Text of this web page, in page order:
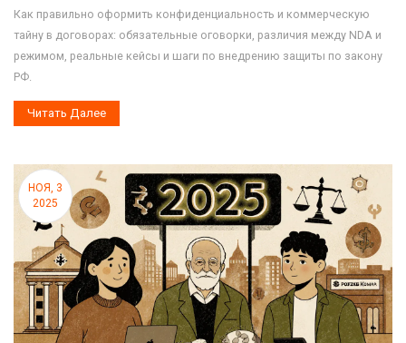
Как правильно оформить конфиденциальность и коммерческую
тайну в договорах: обязательные оговорки, различия между NDA и
режимом, реальные кейсы и шаги по внедрению защиты по закону
РФ.
Читать Далее
НОЯ, 3
2025